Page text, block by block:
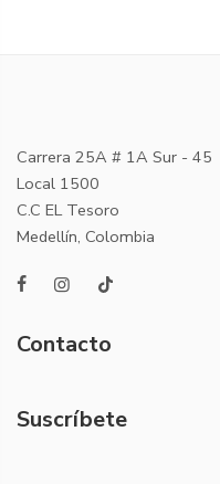
Carrera 25A # 1A Sur - 45
Local 1500
C.C EL Tesoro
Medellín, Colombia
Contacto
Suscríbete